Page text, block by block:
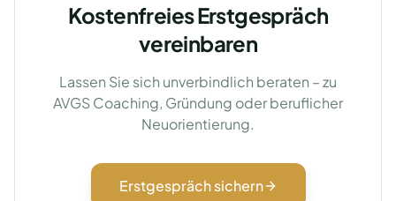
Kostenfreies Erstgespräch
vereinbaren
Lassen Sie sich unverbindlich beraten – zu
AVGS Coaching, Gründung oder beruflicher
Neuorientierung.
Erstgespräch sichern